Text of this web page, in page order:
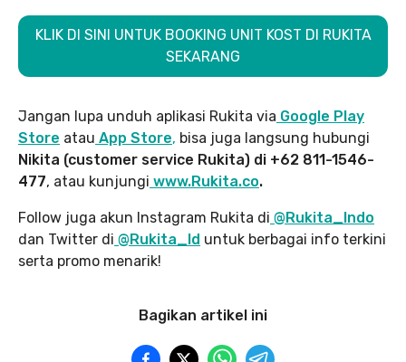
KLIK DI SINI UNTUK BOOKING UNIT KOST DI RUKITA
SEKARANG
Jangan lupa unduh aplikasi Rukita via Google Play
Store atau App Store, bisa juga langsung hubungi
Nikita (customer service Rukita) di +62 811-1546-
477, atau kunjungi www.Rukita.co.
Follow juga akun Instagram Rukita di @Rukita_Indo
dan Twitter di @Rukita_Id untuk berbagai info terkini
serta promo menarik!
Bagikan artikel ini